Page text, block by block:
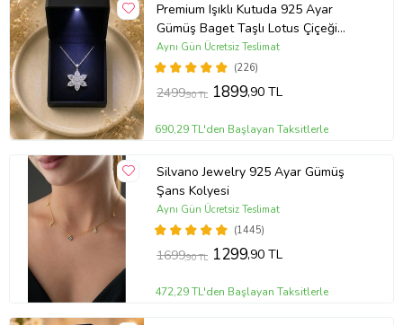
Premium Işıklı Kutuda 925 Ayar
Gümüş Baget Taşlı Lotus Çiçeği
Kolye
(226)
Aynı Gün Ücretsiz Teslimat
2499,90 TL 1899,90 TL
690,29 TL'den Başlayan Taksitlerle
Silvano Jewelry 925 Ayar Gümüş
Şans Kolyesi
(1445)
Aynı Gün Ücretsiz Teslimat
1699,90 TL 1299,90 TL
472,29 TL'den Başlayan Taksitlerle